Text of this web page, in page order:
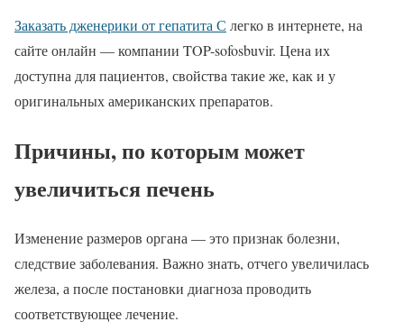
Заказать дженерики от гепатита С легко в интернете, на
сайте онлайн — компании TOP-sofosbuvir. Цена их
доступна для пациентов, свойства такие же, как и у
оригинальных американских препаратов.
Причины, по которым может
увеличиться печень
Изменение размеров органа — это признак болезни,
следствие заболевания. Важно знать, отчего увеличилась
железа, а после постановки диагноза проводить
соответствующее лечение.